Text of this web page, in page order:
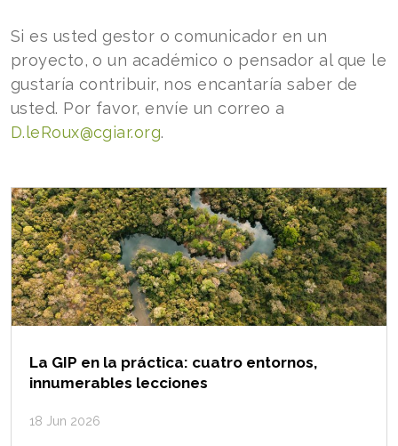
Si es usted gestor o comunicador en un
proyecto, o un académico o pensador al que le
gustaría contribuir, nos encantaría saber de
usted. Por favor, envíe un correo a
D.leRoux@cgiar.org.
La GIP en la práctica: cuatro entornos,
innumerables lecciones
18 Jun 2026